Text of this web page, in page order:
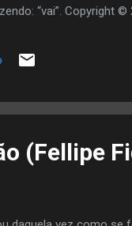
“vai”. Copyright
(Fellipe